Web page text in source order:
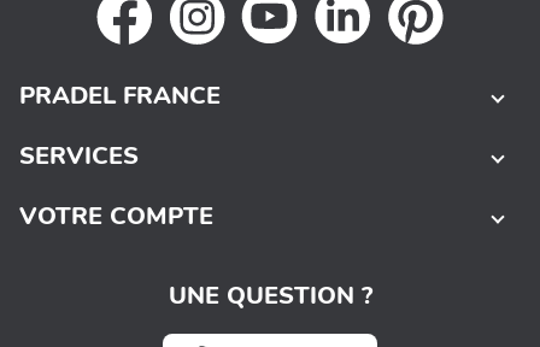
UNE QUESTION ?
PRADEL FRANCE
SERVICES
VOTRE COMPTE